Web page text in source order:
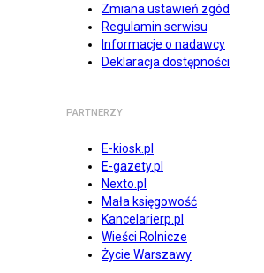
Zmiana ustawień zgód
Regulamin serwisu
Informacje o nadawcy
Deklaracja dostępności
PARTNERZY
E-kiosk.pl
E-gazety.pl
Nexto.pl
Mała księgowość
Kancelarierp.pl
Wieści Rolnicze
Życie Warszawy